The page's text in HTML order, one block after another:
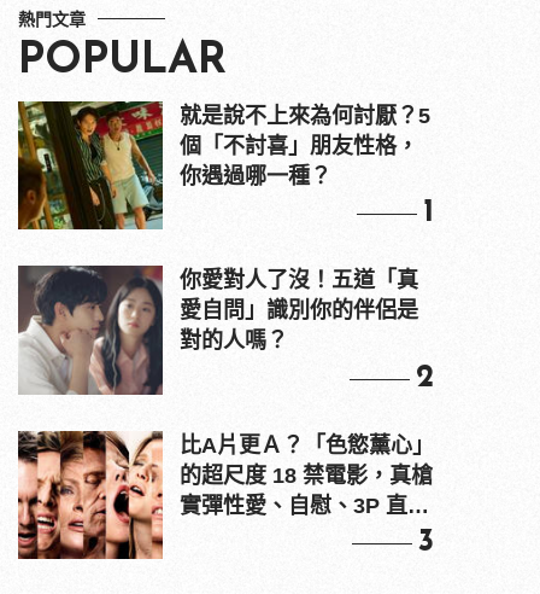
熱門文章
POPULAR
就是說不上來為何討厭？5
個「不討喜」朋友性格，
你遇過哪一種？
1
你愛對人了沒！五道「真
愛自問」識別你的伴侶是
對的人嗎？
2
比A片更Ａ？「色慾薰心」
的超尺度 18 禁電影，真槍
實彈性愛、自慰、3P 直接
3